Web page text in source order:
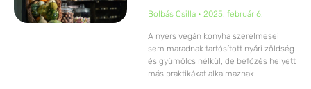
Bolbás Csilla 2025. február 6.
A nyers vegán konyha szerelmesei
sem maradnak tartósított nyári zöldség
és gyümölcs nélkül, de befőzés helyett
más praktikákat alkalmaznak.